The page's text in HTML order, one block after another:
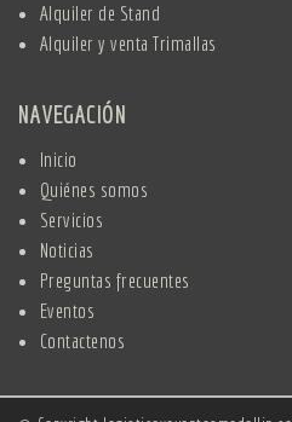
Alquiler de Stand
Alquiler y venta Trimallas
NAVEGACIÓN
Inicio
Quiénes somos
Servicios
Noticias
Preguntas frecuentes
Eventos
Contactenos